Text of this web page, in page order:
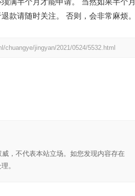
满半个月才能申请。 当然如果半个月
款请随时关注。 否则，会非常麻烦。
chuangye/jingyan/2021/0524/5532.html
，不代表本站立场。如您发现内容存在
。